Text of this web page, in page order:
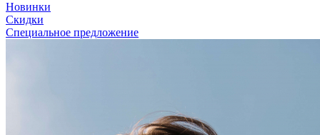
Новинки
Скидки
Специальное предложение